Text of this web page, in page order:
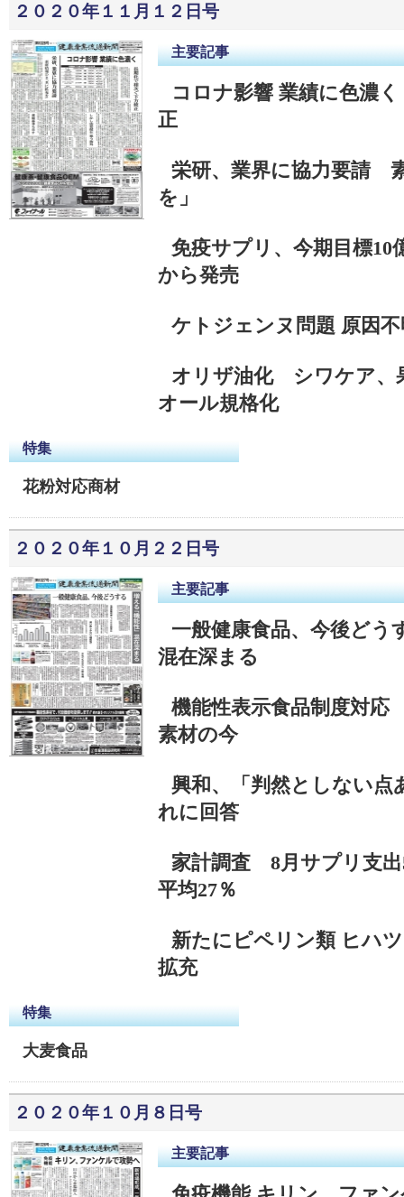
２０２０年１１月１２日号
主要記事
コロナ影響 業績に色濃
正
栄研、業界に協力要請
を」
免疫サプリ、今期目標
から発売
ケトジェンヌ問題 原因
オリザ油化 シワケア
オール規格化
特集
花粉対応商材
２０２０年１０月２２日号
主要記事
一般健康食品、今後ど
混在深まる
機能性表示食品制度対
素材の今
興和、「判然としない
れに回答
家計調査 8月サプリ支
平均27％
新たにピペリン類 ヒハ
拡充
特集
大麦食品
２０２０年１０月８日号
主要記事